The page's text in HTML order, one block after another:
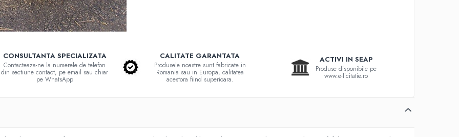
CONSULTANTA SPECIALIZATA
Contacteaza-ne la numerele de telefon
din sectiune contact, pe email sau chiar
pe WhatsApp
CALITATE GARANTATA
Produsele noastre sunt fabricate in
Romania sau in Europa, calitatea
acestora fiind superioara.
ACTIVI IN SEAP
Produse disponibile pe
www.e-licitatie.ro